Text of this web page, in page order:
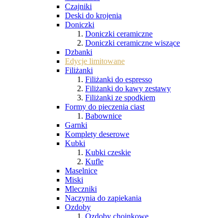
Czajniki
Deski do krojenia
Doniczki
Doniczki ceramiczne
Doniczki ceramiczne wiszące
Dzbanki
Edycje limitowane
Filiżanki
Filiżanki do espresso
Filiżanki do kawy zestawy
Filiżanki ze spodkiem
Formy do pieczenia ciast
Babownice
Garnki
Komplety deserowe
Kubki
Kubki czeskie
Kufle
Maselnice
Miski
Mleczniki
Naczynia do zapiekania
Ozdoby
Ozdoby choinkowe